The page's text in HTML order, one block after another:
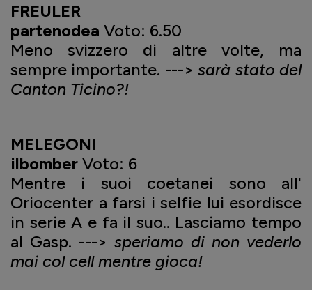
FREULER
partenodea Voto: 6.50
Meno svizzero di altre volte, ma
sempre importante. --->sarà stato del
Canton Ticino?!
MELEGONI
ilbomber Voto: 6
Mentre i suoi coetanei sono all'
Oriocenter a farsi i selfie lui esordisce
in serie A e fa il suo.. Lasciamo tempo
al Gasp. ---> speriamo di non vederlo
mai col cell mentre gioca!